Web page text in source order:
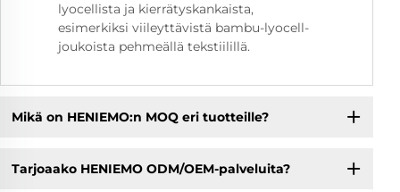
lyocellista ja kierrätyskankaista,
esimerkiksi viileyttävistä bambu-lyocell-
joukoista pehmeällä tekstiilillä.
Mikä on HENIEMO:n MOQ eri tuotteille?
Tarjoaako HENIEMO ODM/OEM-palveluita?